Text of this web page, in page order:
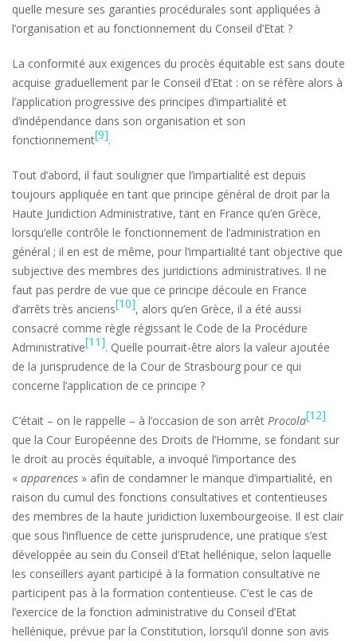
quelle mesure ses garanties procédurales sont appliquées à
l’organisation et au fonctionnement du Conseil d’Etat ?
La conformité aux exigences du procès équitable est sans doute
acquise graduellement par le Conseil d’Etat : on se réfère alors à
l’application progressive des principes d’impartialité et
d’indépendance dans son organisation et son
fonctionnement[9].
Tout d’abord, il faut souligner que l’impartialité est depuis
toujours appliquée en tant que principe général de droit par la
Haute Juridiction Administrative, tant en France qu’en Grèce,
lorsqu’elle contrôle le fonctionnement de l’administration en
général ; il en est de même, pour l’impartialité tant objective que
subjective des membres des juridictions administratives. Il ne
faut pas perdre de vue que ce principe découle en France
d’arrêts très anciens[10], alors qu’en Grèce, il a été aussi
consacré comme règle régissant le Code de la Procédure
Administrative[11]. Quelle pourrait-être alors la valeur ajoutée
de la jurisprudence de la Cour de Strasbourg pour ce qui
concerne l’application de ce principe ?
C’était – on le rappelle – à l’occasion de son arrêt Procola[12]
que la Cour Européenne des Droits de l’Homme, se fondant sur
le droit au procès équitable, a invoqué l’importance des
« apparences » afin de condamner le manque d’impartialité, en
raison du cumul des fonctions consultatives et contentieuses
des membres de la haute juridiction luxembourgeoise. Il est clair
que sous l’influence de cette jurisprudence, une pratique s’est
développée au sein du Conseil d’Etat hellénique, selon laquelle
les conseillers ayant participé à la formation consultative ne
participent pas à la formation contentieuse. C’est le cas de
l’exercice de la fonction administrative du Conseil d’Etat
hellénique, prévue par la Constitution, lorsqu’il donne son avis